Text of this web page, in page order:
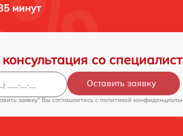
минут
со
Оставить заявку
заявку" Вы соглашаетесь c политикой